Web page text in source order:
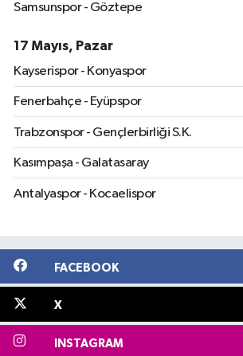
Samsunspor - Göztepe
17 Mayıs, Pazar
Kayserispor - Konyaspor
Fenerbahçe - Eyüpspor
Trabzonspor - Gençlerbirliği S.K.
Kasımpaşa - Galatasaray
Antalyaspor - Kocaelispor
FACEBOOK
X
INSTAGRAM